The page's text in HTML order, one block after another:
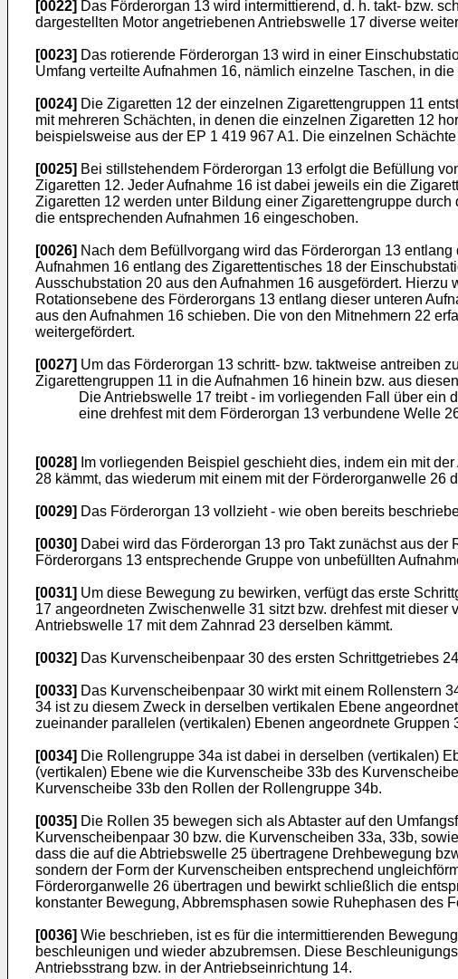
[0022] Das Förderorgan 13 wird intermittierend, d. h. takt- bzw.
dargestellten Motor angetriebenen Antriebswelle 17 diverse
[0023] Das rotierende Förderorgan 13 wird in einer
Umfang verteilte Aufnahmen 16, nämlich einzelne Taschen, in
[0024] Die Zigaretten 12 der einzelnen Zigarettengruppen 11
mit mehreren Schächten, in denen die einzelnen Zigaretten 12
beispielsweise aus der EP 1 419 967 A1. Die einzelnen
[0025] Bei stillstehendem Förderorgan 13 erfolgt die Befüllung
Zigaretten 12. Jeder Aufnahme 16 ist dabei jeweils ein die
Zigaretten 12 werden unter Bildung einer Zigarettengruppe
die entsprechenden Aufnahmen 16 eingeschoben.
[0026] Nach dem Befüllvorgang wird das Förderorgan 13
Aufnahmen 16 entlang des Zigarettentisches 18 der
Ausschubstation 20 aus den Aufnahmen 16 ausgefördert.
Rotationsebene des Förderorgans 13 entlang dieser unteren
aus den Aufnahmen 16 schieben. Die von den Mitnehmern 22
weitergefördert.
[0027] Um das Förderorgan 13 schritt- bzw. taktweise antreiben
Zigarettengruppen 11 in die Aufnahmen 16 hinein bzw. aus
Die Antriebswelle 17 treibt - im vorliegenden Fall über ein
eine drehfest mit dem Förderorgan 13 verbundene Welle
[0028]
Im vorliegenden Beispiel geschieht dies, indem ein mit
28 kämmt, das wiederum mit einem mit der Förderorganwelle 26
[0029] Das Förderorgan 13 vollzieht - wie oben bereits
[0030] Dabei wird das Förderorgan 13 pro Takt zunächst aus
Förderorgans 13 entsprechende Gruppe von unbefüllten
[0031] Um diese Bewegung zu bewirken, verfügt das erste
17 angeordneten Zwischenwelle 31 sitzt bzw. drehfest mit
Antriebswelle 17 mit dem Zahnrad 23 derselben kämmt.
[0032] Das Kurvenscheibenpaar 30 des ersten Schrittgetriebes
[0033] Das Kurvenscheibenpaar 30 wirkt mit einem Rollenstern
34 ist zu diesem Zweck in derselben vertikalen Ebene
zueinander parallelen (vertikalen) Ebenen angeordnete Gruppen
[0034] Die Rollengruppe 34a ist dabei in derselben (vertikalen)
(vertikalen) Ebene wie die Kurvenscheibe 33b des
Kurvenscheibe 33b den Rollen der Rollengruppe 34b.
[0035] Die Rollen 35 bewegen sich als Abtaster auf den
Kurvenscheibenpaar 30 bzw. die Kurvenscheiben 33a, 33b,
dass die auf die Abtriebswelle 25 übertragene Drehbewegung
sondern der Form der Kurvenscheiben entsprechend
Förderorganwelle 26 übertragen und bewirkt schließlich die
konstanter Bewegung, Abbremsphasen sowie Ruhephasen des
[0036] Wie beschrieben, ist es für die intermittierenden
beschleunigen und wieder abzubremsen. Diese
Antriebsstrang bzw. in der Antriebseinrichtung 14.